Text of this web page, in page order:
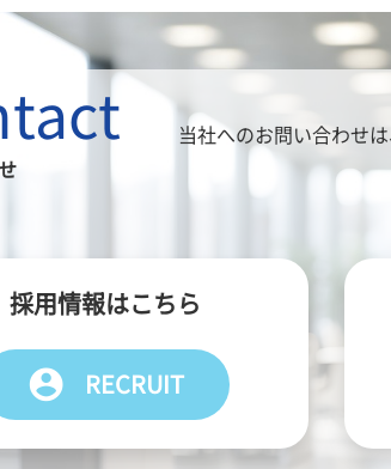
当社へのお問い合わせは
採用情報はこちら
account_circle RECRUIT